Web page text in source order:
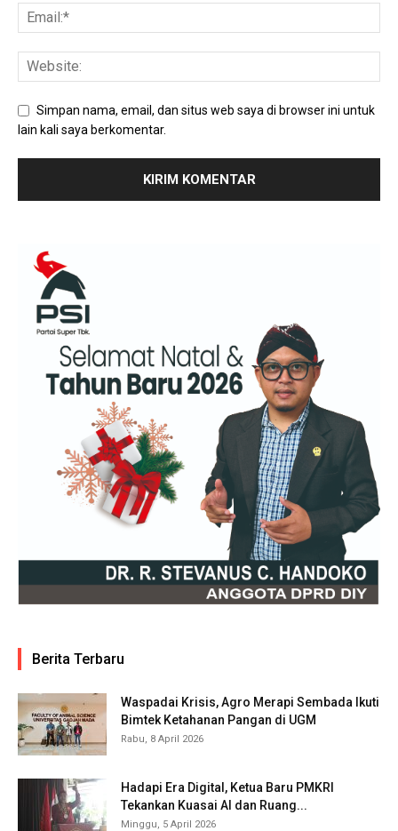
Simpan nama, email, dan situs web saya di browser ini untuk
lain kali saya berkomentar.
Berita Terbaru
Waspadai Krisis, Agro Merapi Sembada Ikuti
Bimtek Ketahanan Pangan di UGM
Rabu, 8 April 2026
Hadapi Era Digital, Ketua Baru PMKRI
Tekankan Kuasai AI dan Ruang...
Minggu, 5 April 2026